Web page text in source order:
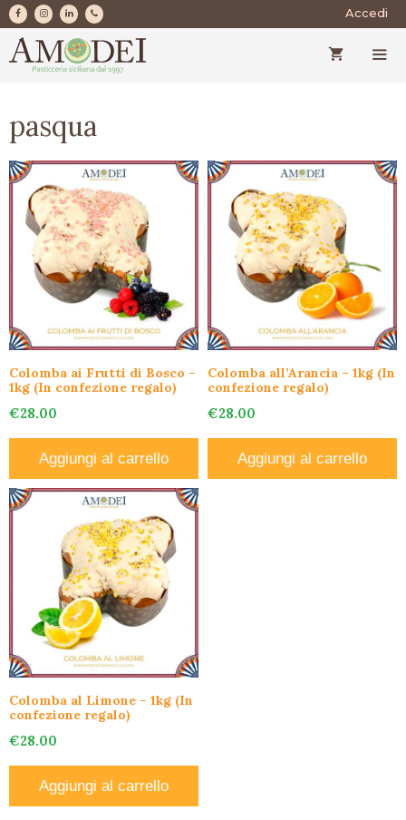
Vai
al
contenuto
Accedi
pasqua
Colomba ai Frutti di Bosco –
1kg (In confezione regalo)
€28.00
Aggiungi al carrello
Colomba all’Arancia – 1kg (In
confezione regalo)
€28.00
Aggiungi al carrello
Colomba al Limone – 1kg (In
confezione regalo)
€28.00
Aggiungi al carrello